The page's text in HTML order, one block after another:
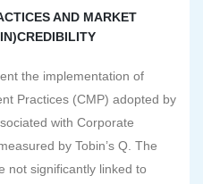
AND MARKET
the implementation of
Practices (CMP) adopted by
with Corporate
by Tobin’s Q. The
not significantly linked to